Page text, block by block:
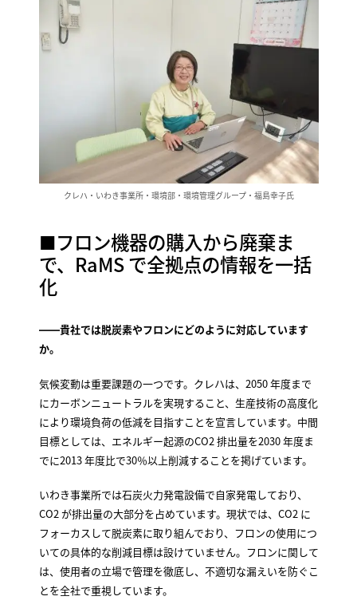
クレハ・いわき事業所・環境部・環境管理グループ・福島幸子氏
■フロン機器の購入から廃棄ま
で、RaMS で全拠点の情報を一括
化
――貴社では脱炭素やフロンにどのように対応しています
か。
気候変動は重要課題の一つです。クレハは、2050 年度まで
にカーボンニュートラルを実現すること、生産技術の高度化
により環境負荷の低減を目指すことを宣言しています。中間
目標としては、エネルギー起源のCO2 排出量を2030 年度ま
でに2013 年度比で30％以上削減することを掲げています。
いわき事業所では石炭火力発電設備で自家発電しており、
CO2 が排出量の大部分を占めています。現状では、CO2 に
フォーカスして脱炭素に取り組んでおり、フロンの使用につ
いての具体的な削減目標は設けていません。フロンに関して
は、使用者の立場で管理を徹底し、不適切な漏えいを防ぐこ
とを全社で重視しています。